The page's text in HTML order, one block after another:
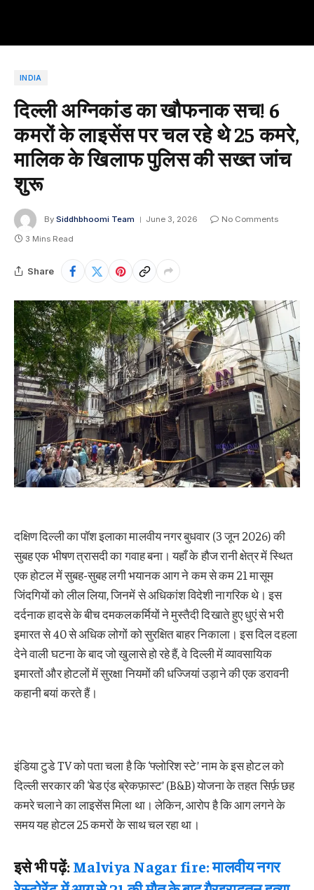
INDIA
दिल्ली अग्निकांड का खौफनाक सच! 6
कमरों के लाइसेंस पर चल रहे थे 25 कमरे,
मालिक के खिलाफ पुलिस की सख्त जांच
शुरू
By Siddhbhoomi Team June 3, 2026
No Comments
3 Mins Read
Share
दक्षिण दिल्ली का पॉश इलाका मालवीय नगर बुधवार (3 जून 2026) की
सुबह एक भीषण त्रासदी का गवाह बना। यहाँ के हौज रानी क्षेत्र में स्थित
एक होटल में सुबह-सुबह लगी भयानक आग ने कम से कम 21 मासूम
जिंदगियों को लील लिया, जिनमें से अधिकांश विदेशी नागरिक थे। इस
दर्दनाक हादसे के बीच दमकलकर्मियों ने मुस्तैदी दिखाते हुए धुएं से भरी
इमारत से 40 से अधिक लोगों को सुरक्षित बाहर निकाला। इस दिल दहला
देने वाली घटना के बाद जो खुलासे हो रहे हैं, वे दिल्ली में व्यावसायिक
इमारतों और होटलों में सुरक्षा नियमों की धज्जियां उड़ाने की एक डरावनी
कहानी बयां करते हैं।
इंडिया टुडे TV को पता चला है कि ‘फ्लोरिश स्टे’ नाम के इस होटल को
दिल्ली सरकार की ‘बेड एंड ब्रेकफ़ास्ट’ (B&B) योजना के तहत सिर्फ़ छह
कमरे चलाने का लाइसेंस मिला था। लेकिन, आरोप है कि आग लगने के
समय यह होटल 25 कमरों के साथ चल रहा था।
इसे भी पढ़ें: Malviya Nagar fire: मालवीय नगर